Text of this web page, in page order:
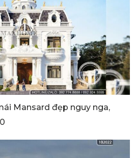
Mansard đẹp nguy nga,